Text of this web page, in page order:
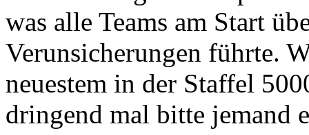
was alle Teams am Start
Verunsicherungen führte.
neuestem in der Staffel
dringend mal bitte jemand